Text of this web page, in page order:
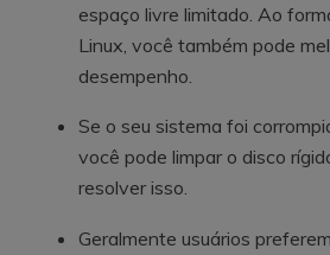
espaço livre limitado. Ao
Linux, você também pode
desempenho.
Se o seu sistema foi
você pode limpar o disco
resolver isso.
Geralmente usuários